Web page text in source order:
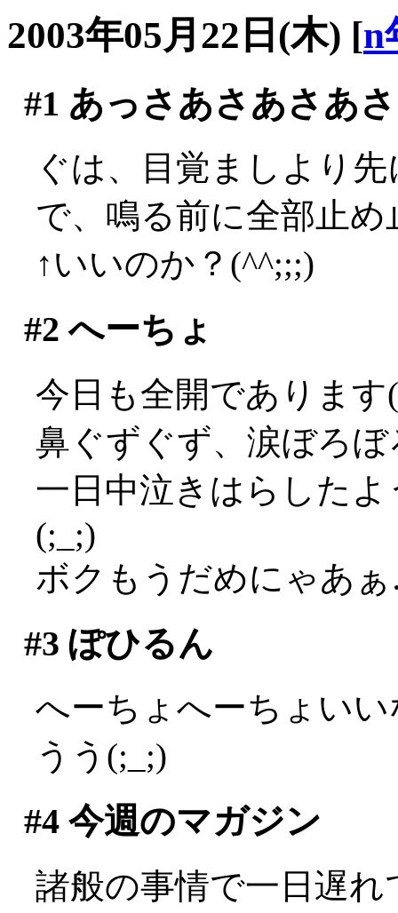
2003年05月22日(木) [n
#1 あっさあさあさあ
ぐは、目覚ましより
で、鳴る前に全部止
↑いいのか？(^^;;;)
#2 へーちょ
今日も全開であります
鼻ぐずぐず、涙ぼろ
一日中泣きはらした
(;_;)
ボクもうだめにゃあ
#3 ぽひるん
へーちょへーちょい
うう(;_;)
#4今週のマガジン
諸般の事情で一日遅